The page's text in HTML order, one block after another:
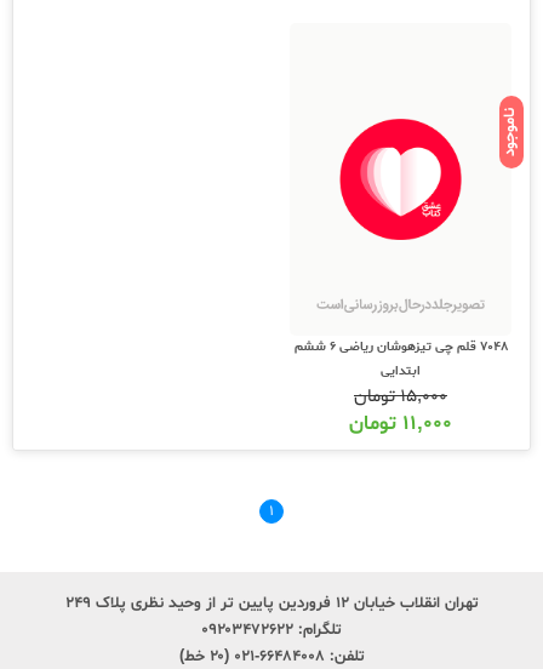
ناموجود
7048 قلم چی تیزهوشان ریاضی 6 ششم
ابتدایی
۱۵,۰۰۰تومان
۱۱,۰۰۰ تومان
۱
تهران انقلاب خیابان ۱۲ فروردین پایین تر از وحید نظری پلاک ۲۴۹
تلگرام: ۰۹۲۰۳۴۷۲۶۲۲
تلفن: ۶۶۴۸۴۰۰۸-۰۲۱ (۲۰ خط)